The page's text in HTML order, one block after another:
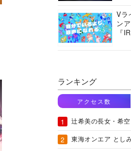
ー
Vラ
ン
『
ランキング
アクセス数
辻希美の長女・希
東海オンエア とし